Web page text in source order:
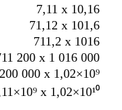
7,11 x 10,16
71,12 x 101,6
711,2 x 1016
200 x 1 016 000
000 x 1,02×10⁹
x 1,02×10¹⁰